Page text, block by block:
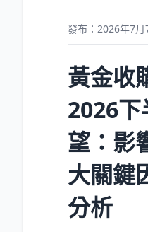
發布：2026年7月
黃金收
2026
望：影
大關鍵
分析